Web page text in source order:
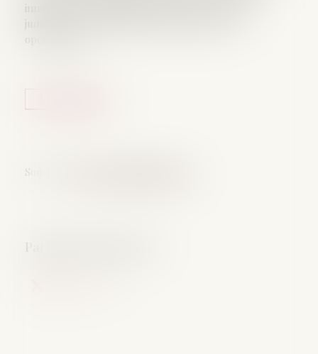
Source :
innovantes et ambitieuses, à la fois sur le plan
judiciaire, mais aussi administratif, financier et
opérationnel...